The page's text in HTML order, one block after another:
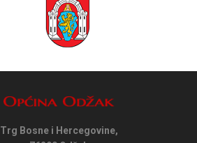
Trg Bosne i Hercegovine,